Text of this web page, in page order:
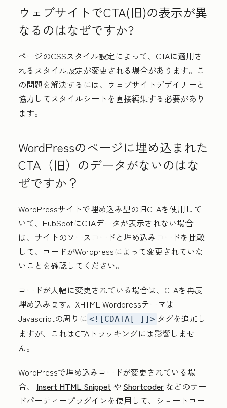
ウェブサイトでCTA(旧)の表示が異
なるのはなぜですか?
ページのCSSスタイル設定によって、CTAに適用さ
れるスタイル設定が変更される場合があります。こ
の問題を解決するには、ウェブサイトデザイナーと
協力してスタイルシートを直接編集する必要があり
ます。
WordPressのページに埋め込まれた
CTA（旧）のデータがないのはな
ぜですか？
WordPressサイトで埋め込み型の旧CTAを使用して
いて、HubSpotにCTAデータが表示されない場合
は、サイトのソースコードと埋め込みコードを比較
して、コードがWordpressによって変更されていな
いことを確認してください。
コードが大幅に変更されている場合は、CTAを再度
埋め込みます。XHTML Wordpressテーマは
Javascriptの周りに <![CDATA[ ]]> タグを追加し
ますが、これはCTAトラッキングには影響しませ
ん。
WordPressで埋め込みコードが変更されている場
合、 Insert HTML Snippet や Shortcoder などのサー
ドパーティープラグインを使用して、ショートコー